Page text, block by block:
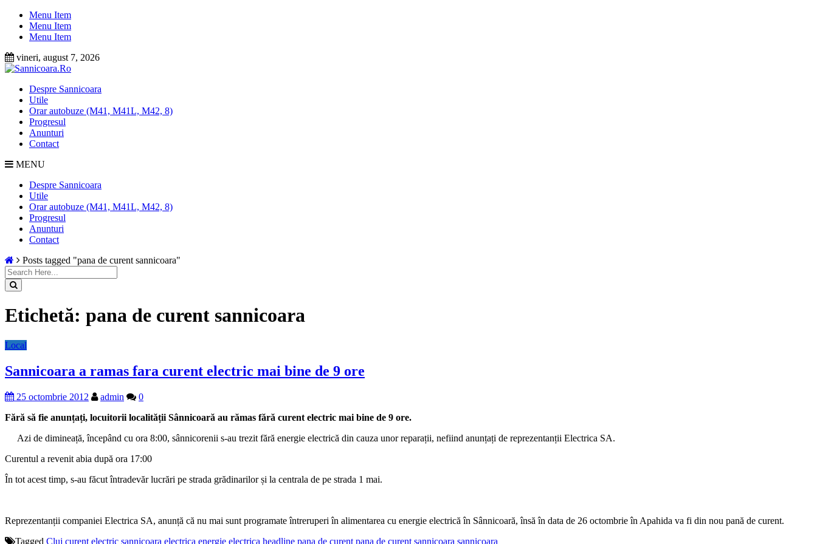
Skip
content
Menu Item
Menu Item
Menu Item
vineri, august 7, 2026
Despre Sannicoara
Utile
Orar autobuze (M41, M41L, M42, 8)
Progresul
Anunturi
Contact
MENU
Despre Sannicoara
Utile
Orar autobuze (M41, M41L, M42, 8)
Progresul
Anunturi
Contact
Posts tagged "pana de curent sannicoara"
Etichetă: pana de curent sannicoara
Local
Sannicoara a ramas fara curent electric mai bine de 9 ore
25 octombrie 2012 admin
0
Fără să fie anunțați, locuitorii localității Sânnicoară au rămas fără curent electric mai bine de 9 ore.
Azi de dimineață, începând cu ora 8:00, sânnicorenii s-au trezit fără energie electrică din cauza unor reparații, nefiind anunțați de reprezentanții Electrica SA.
Curentul a revenit abia după ora 17:00
În tot acest timp, s-au făcut întradevăr lucrări pe strada grădinarilor și la centrala de pe strada 1 mai.
Reprezentanții companiei Electrica SA, anunță că nu mai sunt programate întreruperi în alimentarea cu energie electrică în Sânnicoară, însă în data de 26 octombrie în Apahida va fi din nou pană de curent.
Tagged Cluj curent electric sannicoara electrica energie electrica headline pana de curent pana de curent sannicoara sannicoara